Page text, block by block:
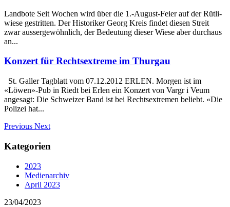
Landbote Seit Wochen wird über die 1.-August-Feier auf der Rütli-
wiese gestritten. Der Historiker Georg Kreis findet diesen Streit
zwar aussergewöhnlich, der Bedeutung dieser Wiese aber durchaus
an...
Konzert für Rechtsextreme im Thurgau
St. Galler Tagblatt vom 07.12.2012 ERLEN. Morgen ist im
«Löwen»-Pub in Riedt bei Erlen ein Konzert von Vargr i Veum
angesagt: Die Schweizer Band ist bei Rechtsextremen beliebt. «Die
Polizei hat...
Previous Next
Kategorien
2023
Medienarchiv
April 2023
23/04/2023